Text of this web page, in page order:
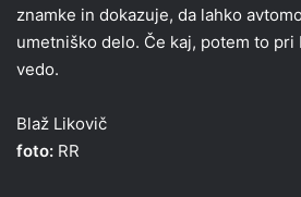
znamke in dokazuje, da lahko
umetniško delo. Če kaj, potem to pri
vedo.
Blaž Likovič
foto: RR